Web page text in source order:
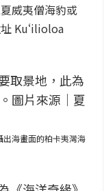
威夷僧海豹或
Kuʻilioloa
海畫面的柏卡夷灣海